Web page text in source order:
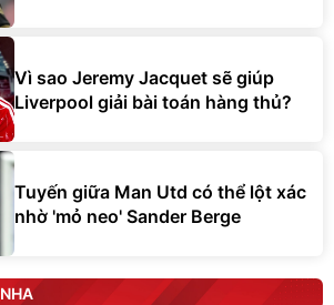
Vì sao Jeremy Jacquet sẽ giúp
Liverpool giải bài toán hàng thủ?
Tuyến giữa Man Utd có thể lột xác
nhờ 'mỏ neo' Sander Berge